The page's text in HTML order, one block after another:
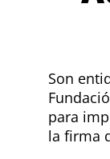
Son
para
la firma